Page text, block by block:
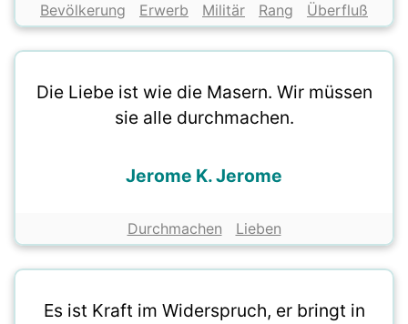
Bevölkerung Erwerb Militär Rang Überfluß
Die Liebe ist wie die Masern. Wir müssen
sie alle durchmachen.
Jerome K. Jerome
Durchmachen Lieben
Es ist Kraft im Widerspruch, er bringt in